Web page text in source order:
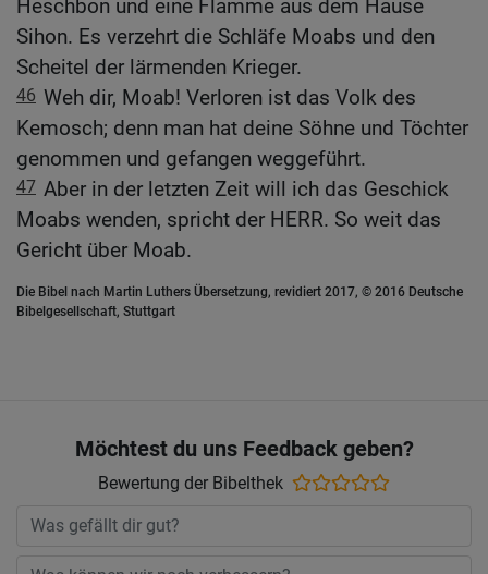
Heschbon und eine Flamme aus dem Hause
Sihon. Es verzehrt die Schläfe Moabs und den
Scheitel der lärmenden Krieger.
46 Weh dir, Moab! Verloren ist das Volk des
Kemosch; denn man hat deine Söhne und Töchter
genommen und gefangen weggeführt.
47 Aber in der letzten Zeit will ich das Geschick
Moabs wenden, spricht der HERR. So weit das
Gericht über Moab.
Die Bibel nach Martin Luthers Übersetzung, revidiert 2017, © 2016 Deutsche
Bibelgesellschaft, Stuttgart
Möchtest du uns Feedback geben?
Bewertung der Bibelthek